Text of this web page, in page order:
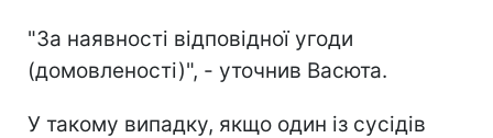
"За наявності відповідної угоди
(домовленості)", - уточнив Васюта.
У такому випадку, якщо один із сусідів